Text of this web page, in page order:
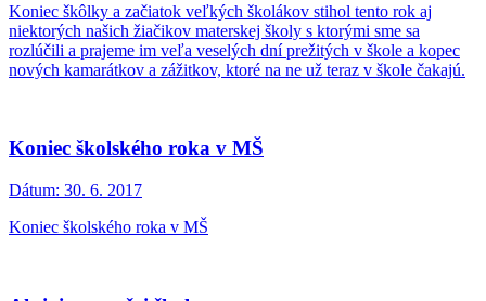
Koniec škôlky a začiatok veľkých školákov stihol tento rok aj
niektorých našich žiačikov materskej školy s ktorými sme sa
rozlúčili a prajeme im veľa veselých dní prežitých v škole a kopec
nových kamarátkov a zážitkov, ktoré na ne už teraz v škole čakajú.
Koniec školského roka v MŠ
Dátum: 30. 6. 2017
Koniec školského roka v MŠ